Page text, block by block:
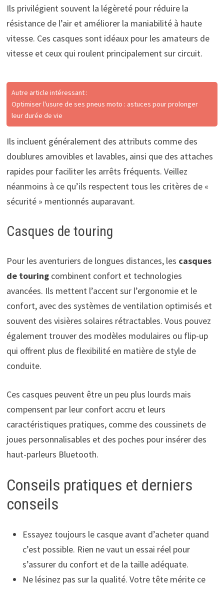
Ils privilégient souvent la légèreté pour réduire la
résistance de l’air et améliorer la maniabilité à haute
vitesse. Ces casques sont idéaux pour les amateurs de
vitesse et ceux qui roulent principalement sur circuit.
Autre article intéressant :
Optimiser l'usure de ses pneus moto : astuces pour prolonger
leur durée de vie
Ils incluent généralement des attributs comme des
doublures amovibles et lavables, ainsi que des attaches
rapides pour faciliter les arrêts fréquents. Veillez
néanmoins à ce qu’ils respectent tous les critères de «
sécurité » mentionnés auparavant.
Casques de touring
Pour les aventuriers de longues distances, les casques
de touringcombinent confort et technologies
avancées. Ils mettent l’accent sur l’ergonomie et le
confort, avec des systèmes de ventilation optimisés et
souvent des visières solaires rétractables. Vous pouvez
également trouver des modèles modulaires ou flip-up
qui offrent plus de flexibilité en matière de style de
conduite.
Ces casques peuvent être un peu plus lourds mais
compensent par leur confort accru et leurs
caractéristiques pratiques, comme des coussinets de
joues personnalisables et des poches pour insérer des
haut-parleurs Bluetooth.
Conseils pratiques et derniers
conseils
Essayez toujours le casque avant d’acheter quand
c’est possible. Rien ne vaut un essai réel pour
s’assurer du confort et de la taille adéquate.
Ne lésinez pas sur la qualité. Votre tête mérite ce